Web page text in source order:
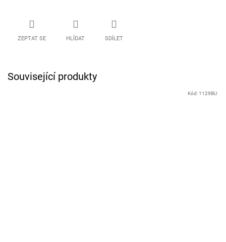
ZEPTAT SE HLÍDAT SDÍLET
Související produkty
Kód: 1129BU